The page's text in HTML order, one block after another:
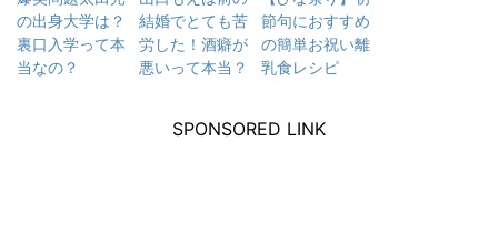
の出身大学は？
裏口入学って本
当なの？
結婚でとても苦
労した！酒癖が
悪いって本当？
節句におすすめ
の簡単お祝い離
乳食レシピ
SPONSORED LINK